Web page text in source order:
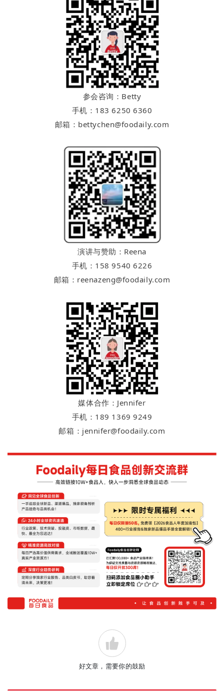
参会咨询：Betty
手机：183 6250 6360
邮箱：bettychen@foodaily.com
演讲与赞助：Reena
手机：158 9540 6226
邮箱：reenazeng@foodaily.com
媒体合作：Jennifer
手机：189 1369 9249
邮箱：jennifer@foodaily.com
好文章，需要你的鼓励